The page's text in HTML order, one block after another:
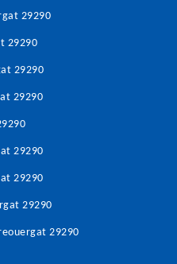
29290
29290
29290
29290
29290
29290
29290
29290